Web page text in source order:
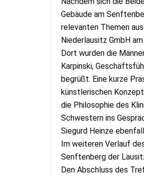
Gebäude am
relevanten Themen
Niederlausitz GmbH
Dort wurden die
Karpinski,
begrüßt. Eine kurze
künstlerischen
die Philosophie des
Schwestern ins
Siegurd Heinze
Im weiteren Verlauf
Senftenberg der
Den Abschluss des